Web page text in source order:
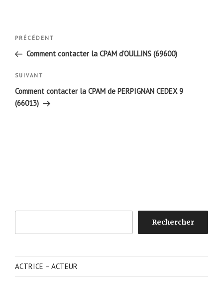
Navigation
l’article
Article
précédent
PRÉCÉDENT
Comment contacter la CPAM d’OULLINS (69600)
Article
suivant
SUIVANT
Comment contacter la CPAM de PERPIGNAN CEDEX 9
(66013)
Rechercher
ACTRICE – ACTEUR